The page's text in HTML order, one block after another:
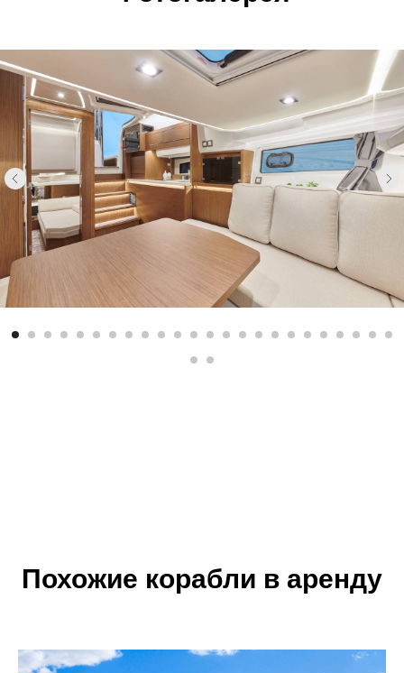
Похожие корабли в аренду